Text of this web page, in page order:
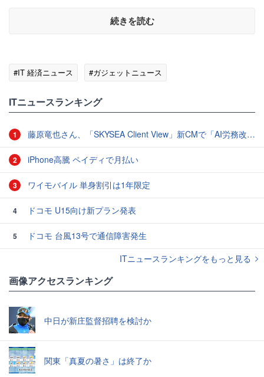
続きを読む
#IT 経済ニュース #ガジェットニュース
ITニュースランキング
1 藤原竜也さん、「SKYSEA Client View」新CMで「AI労務改善」をアピール 働き方をAIが分析したら「すぐに休んで」と言われる？
2 iPhone高騰 ペイディで月払い
3 ワイモバイル 単身割引は1年限定
4 ドコモ U15向け新プラン発表
5
ドコモ 台風13号で通信障害発生
ITニュースランキングをもっと見る
画像アクセスランキング
中日が新庄監督招聘を検討か
関東「真夏の暑さ」は終了か